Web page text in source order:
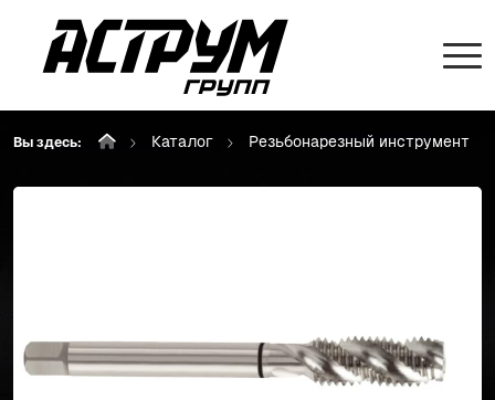
Вы здесь: Каталог Резьбонарезный инструмент